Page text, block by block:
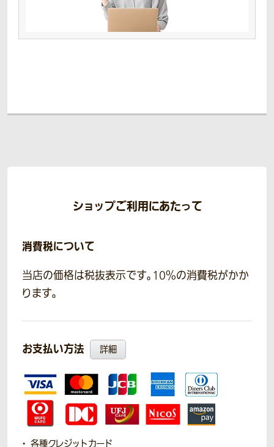
ショップご利用にあたって
消費税について
当店の価格は税抜表示です。10％の消費税がかか
ります。
お支払い方法 詳細
各種クレジットカード